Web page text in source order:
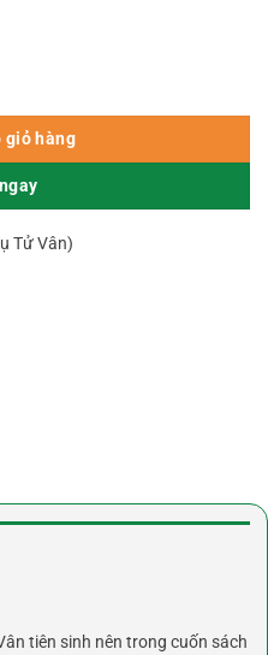
giỏ hàng
Tử Vân)
tiên sinh nên trong cuốn sách